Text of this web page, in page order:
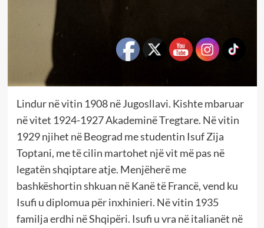
Lindur në vitin 1908 në Jugosllavi. Kishte mbaruar
në vitet 1924-1927 Akademinë Tregtare. Në vitin
1929 njihet në Beograd me studentin Isuf Zija
Toptani, me të cilin martohet një vit më pas në
legatën shqiptare atje. Menjëherë me
bashkëshortin shkuan në Kanë të Francë, vend ku
Isufi u diplomua për inxhinieri. Në vitin 1935
familja erdhi në Shqipëri. Isufi u vra në italianët në